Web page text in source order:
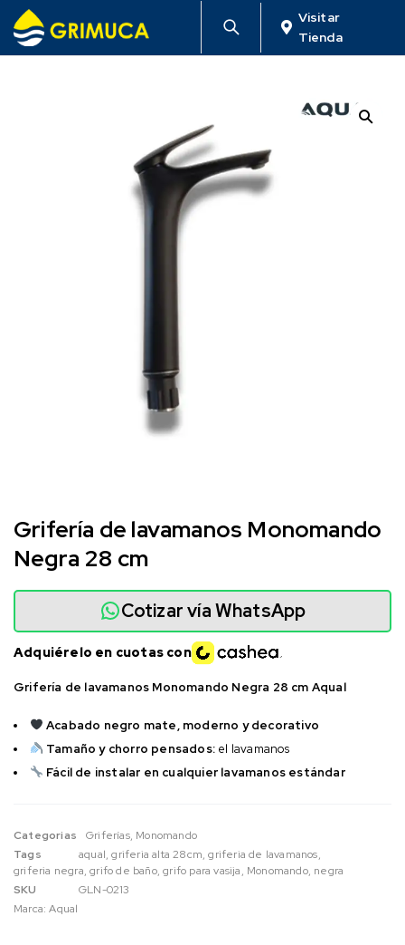
Visitar
Tienda
Grifería de lavamanos Monomando
Negra 28 cm
Grifería de lavamanos Monomando Negra 28 cm Aqual
Acabado negro mate, moderno y decorativo
Tamaño y chorro pensados: el lavamanos
Fácil de instalar en cualquier lavamanos estándar
Cotizar vía WhatsApp
Adquiérelo en cuotas con
Categorias Griferías, Monomando
Tags
aqual,griferia alta 28cm,griferia de lavamanos,
griferia negra,grifo de baño,grifo para vasija, Monomando, negra
SKU
GLN-0213
Marca:Aqual